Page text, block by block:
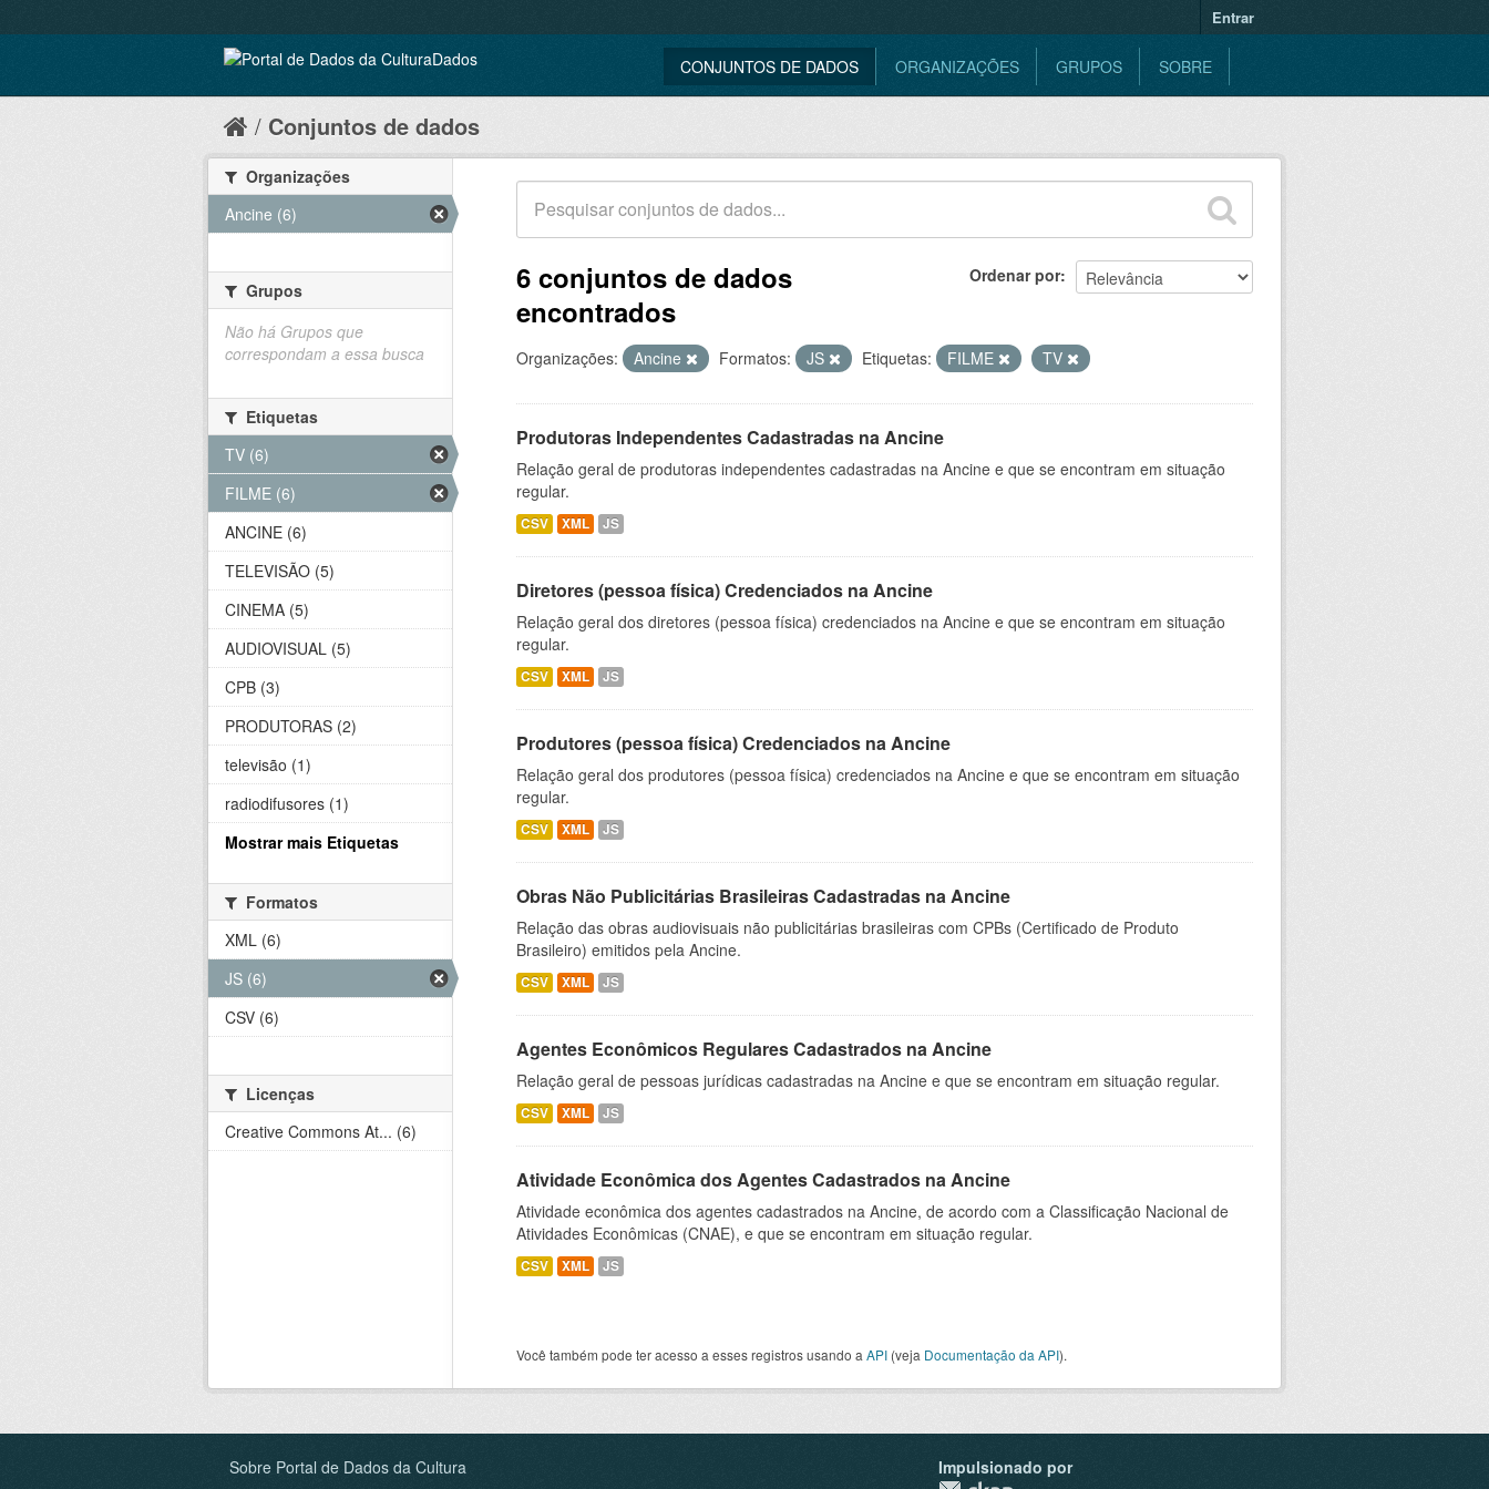
Entrar
CONJUNTOS DE DADOS ORGANIZAÇÕES GRUPOS SOBRE
Conjuntos de dados
Ordenar por
6 conjuntos de dados
encontrados
Organizações: Ancine Formatos: JS Etiquetas: FILME TV
Produtoras Independentes Cadastradas na Ancine
Relação geral de produtoras independentes cadastradas na Ancine e que se encontram em situação
regular.
CSV XML JS
Diretores (pessoa física) Credenciados na Ancine
Relação geral dos diretores (pessoa física) credenciados na Ancine e que se encontram em situação
regular.
CSV XML JS
Produtores (pessoa física) Credenciados na Ancine
Relação geral dos produtores (pessoa física) credenciados na Ancine e que se encontram em situação
regular.
CSV XML JS
Obras Não Publicitárias Brasileiras Cadastradas na Ancine
Relação das obras audiovisuais não publicitárias brasileiras com CPBs (Certificado de Produto
Brasileiro) emitidos pela Ancine.
CSV XML JS
Agentes Econômicos Regulares Cadastrados na Ancine
Relação geral de pessoas jurídicas cadastradas na Ancine e que se encontram em situação regular.
CSV XML JS
Atividade Econômica dos Agentes Cadastrados na Ancine
Atividade econômica dos agentes cadastrados na Ancine, de acordo com a Classificação Nacional de
Atividades Econômicas (CNAE), e que se encontram em situação regular.
CSV XML JS
Você também pode ter acesso a esses registros usando a API (veja Documentação da API).
Organizações
Ancine (6)
Grupos
Não há Grupos que
correspondam a essa busca
Etiquetas
TV (6)
FILME (6)
ANCINE (6)
TELEVISÃO (5)
CINEMA (5)
AUDIOVISUAL (5)
CPB (3)
PRODUTORAS (2)
televisão (1)
radiodifusores (1)
Mostrar mais Etiquetas
Formatos
XML (6)
JS (6)
CSV (6)
Licenças
Creative Commons At... (6)
Sobre Portal de Dados da Cultura
Impulsionado por